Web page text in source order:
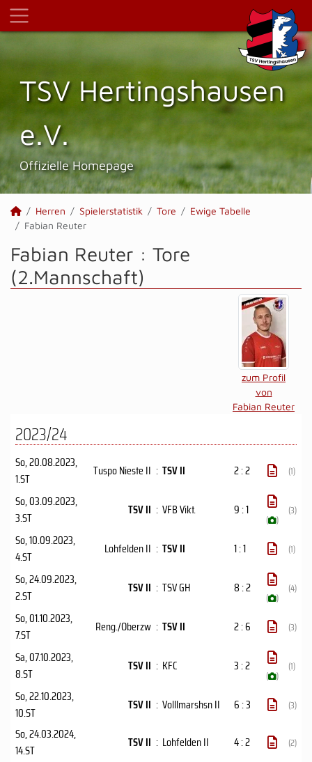
TSV Hertings­hausen
e.V.
Offizielle Homepage
Herren Spielerstatistik Tore
Ewige Tabelle
Fabian Reuter
Fabian Reuter : Tore
(2.Mannschaft)
zum Profil
von
Fabian Reuter
2023/24
So, 20.08.2023,
1.ST
Tuspo Nieste II : TSV II 2 : 2 (1)
So, 03.09.2023,
3.ST
TSV II : VFB Vikt. 9 : 1
( )
(3)
So, 10.09.2023,
4.ST
Lohfelden II : TSV II 1 : 1 (1)
So, 24.09.2023,
2.ST
TSV II : TSV GH 8 : 2
( )
(4)
So, 01.10.2023,
7.ST
Reng./Oberzw : TSV II 2 : 6 (3)
Sa, 07.10.2023,
8.ST
TSV II : KFC 3 : 2
( )
(1)
So, 22.10.2023,
10.ST
TSV II : Volllmarshsn II 6 : 3 (3)
So, 24.03.2024,
14.ST
TSV II : Lohfelden II 4 : 2 (2)